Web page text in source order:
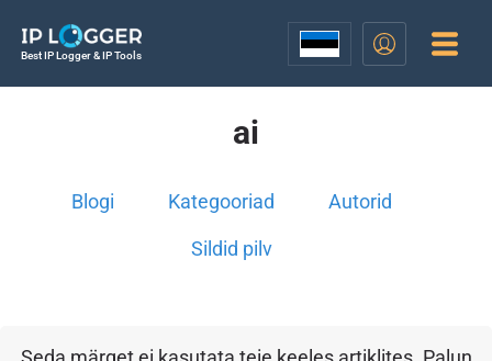
Best IP Logger & IP Tools
ai
Blogi Kategooriad Autorid
Sildid pilv